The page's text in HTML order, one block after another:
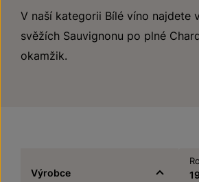
V naší kategorii Bílé víno najdete
svěžích Sauvignonu po plné
okamžik.
Výrobce